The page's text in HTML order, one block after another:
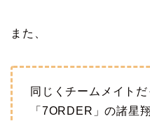
また、
同じくチームメイト
「7ORDER」の諸星